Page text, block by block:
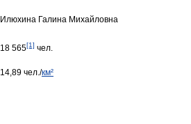
Илюхина Галина Михайловна
18 565[1] чел.
14,89 чел./км²